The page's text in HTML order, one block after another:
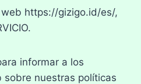
https://gizigo.id/es/,
informar a los
nuestras políticas